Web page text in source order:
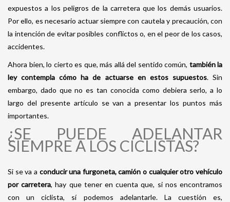
expuestos a los peligros de la carretera que los demás usuarios.
Por ello, es necesario actuar siempre con cautela y precaución, con
la intención de evitar posibles conflictos o, en el peor de los casos,
accidentes.
Ahora bien, lo cierto es que, más allá del sentido común, también la
ley contempla cómo ha de actuarse en estos supuestos. Sin
embargo, dado que no es tan conocida como debiera serlo, a lo
largo del presente artículo se van a presentar los puntos más
importantes.
¿SE PUEDE ADELANTAR
SIEMPRE A LOS CICLISTAS?
Si se va a conducir una furgoneta, camión o cualquier otro vehículo
por carretera, hay que tener en cuenta que, si nos encontramos
con un ciclista, sí podemos adelantarle. La cuestión es,